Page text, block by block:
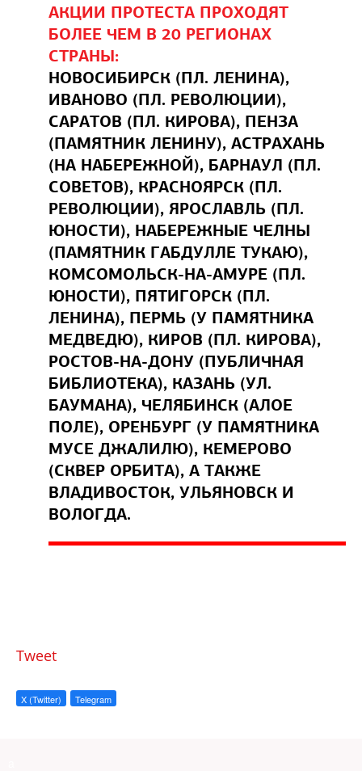
АКЦИИ ПРОТЕСТА ПРОХОДЯТ
БОЛЕЕ ЧЕМ В 20 РЕГИОНАХ
СТРАНЫ:
НОВОСИБИРСК (ПЛ. ЛЕНИНА),
ИВАНОВО (ПЛ. РЕВОЛЮЦИИ),
САРАТОВ (ПЛ. КИРОВА), ПЕНЗА
(ПАМЯТНИК ЛЕНИНУ), АСТРАХАНЬ
(НА НАБЕРЕЖНОЙ), БАРНАУЛ (ПЛ.
СОВЕТОВ), КРАСНОЯРСК (ПЛ.
РЕВОЛЮЦИИ), ЯРОСЛАВЛЬ (ПЛ.
ЮНОСТИ), НАБЕРЕЖНЫЕ ЧЕЛНЫ
(ПАМЯТНИК ГАБДУЛЛЕ ТУКАЮ),
КОМСОМОЛЬСК-НА-АМУРЕ (ПЛ.
ЮНОСТИ), ПЯТИГОРСК (ПЛ.
ЛЕНИНА), ПЕРМЬ (У ПАМЯТНИКА
МЕДВЕДЮ), КИРОВ (ПЛ. КИРОВА),
РОСТОВ-НА-ДОНУ (ПУБЛИЧНАЯ
БИБЛИОТЕКА), КАЗАНЬ (УЛ.
БАУМАНА), ЧЕЛЯБИНСК (АЛОЕ
ПОЛЕ), ОРЕНБУРГ (У ПАМЯТНИКА
МУСЕ ДЖАЛИЛЮ), КЕМЕРОВО
(СКВЕР ОРБИТА), А ТАКЖЕ
ВЛАДИВОСТОК, УЛЬЯНОВСК И
ВОЛОГДА.
Tweet
X (Twitter) Telegram